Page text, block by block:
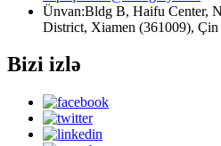
Ünvan:Bldg B, Haifu Center,
District, Xiamen (361009), Çin
Bizi izlə